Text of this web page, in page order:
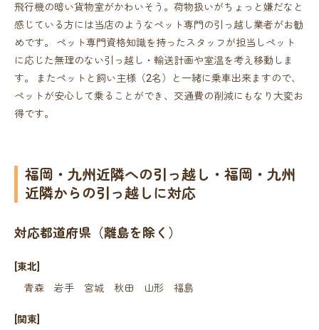
飛行機の暗い貨物室がかわいそう。荷物扱いがちょっと嫌だなと
感じている方には当店のようなペット専門の引っ越し業者がお勧
めです。 ペット専門資格知識を持ったスタッフが担当しペット
に応じた無理のない引っ越し・輸送計画や室温を考え移動しま
す。 またペットと飼い主様（2名）と一緒に乗車出来ますので、
ペットが安心して乗ることができ、交通費の削減にもなり大変お
得です。
福岡・九州近隣への引っ越し・福岡・九州
近隣からの引っ越しに対応
対応都道府県（離島を除く）
[東北]
青森
岩手 宮城 秋田 山形 福島
[関東]